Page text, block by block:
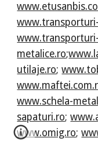
metalice.ro;
utilaje.ro;
www.schela-
sapaturi.ro;
www.omig.ro;